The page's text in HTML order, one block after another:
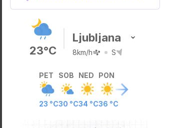
23°C
Ljubljana
8km/h S
PET
23 °C
SOB
30 °C
NED
34 °C
PON
36 °C